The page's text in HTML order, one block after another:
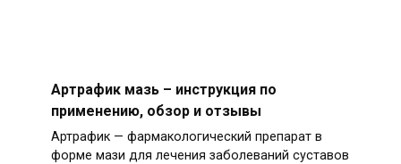
Артрафик мазь – инструкция по
применению, обзор и отзывы
Артрафик — фармакологический препарат в
форме мази для лечения заболеваний суставов